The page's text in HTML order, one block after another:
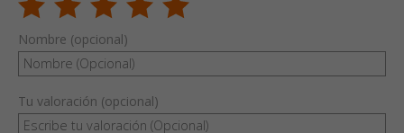
Nombre (opcional)
Tu valoración (opcional)